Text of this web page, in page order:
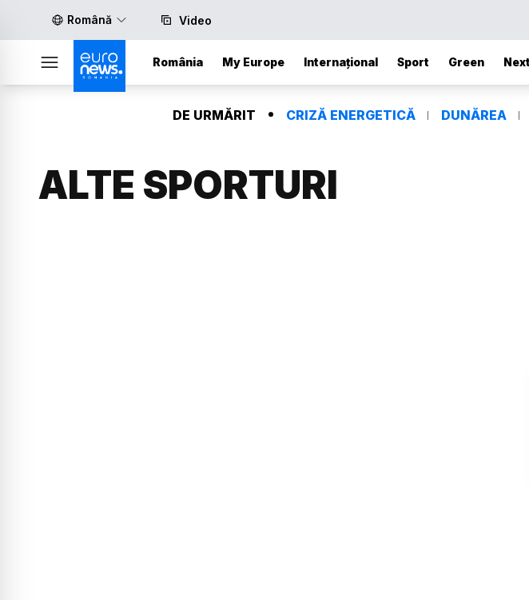
Română Video
România My Europe Internațional Sport Green Next
DE URMĂRIT CRIZĂ ENERGETICĂ DUNĂREA
ALTE SPORTURI